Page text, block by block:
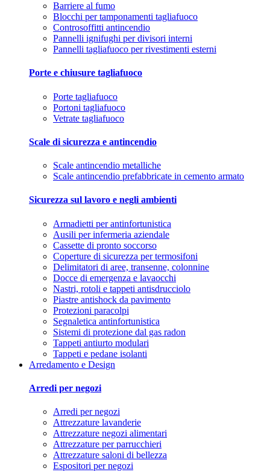
Barriere al fumo
Blocchi per tamponamenti tagliafuoco
Controsoffitti antincendio
Pannelli ignifughi per divisori interni
Pannelli tagliafuoco per rivestimenti esterni
Porte e chiusure tagliafuoco
Porte tagliafuoco
Portoni tagliafuoco
Vetrate tagliafuoco
Scale di sicurezza e antincendio
Scale antincendio metalliche
Scale antincendio prefabbricate in cemento armato
Sicurezza sul lavoro e negli ambienti
Armadietti per antinfortunistica
Ausili per infermeria aziendale
Cassette di pronto soccorso
Coperture di sicurezza per termosifoni
Delimitatori di aree, transenne, colonnine
Docce di emergenza e lavaocchi
Nastri, rotoli e tappeti antisdrucciolo
Piastre antishock da pavimento
Protezioni paracolpi
Segnaletica antinfortunistica
Sistemi di protezione dal gas radon
Tappeti antiurto modulari
Tappeti e pedane isolanti
Arredamento e Design
Arredi per negozi
Arredi per negozi
Attrezzature lavanderie
Attrezzature negozi alimentari
Attrezzature per parrucchieri
Attrezzature saloni di bellezza
Espositori per negozi